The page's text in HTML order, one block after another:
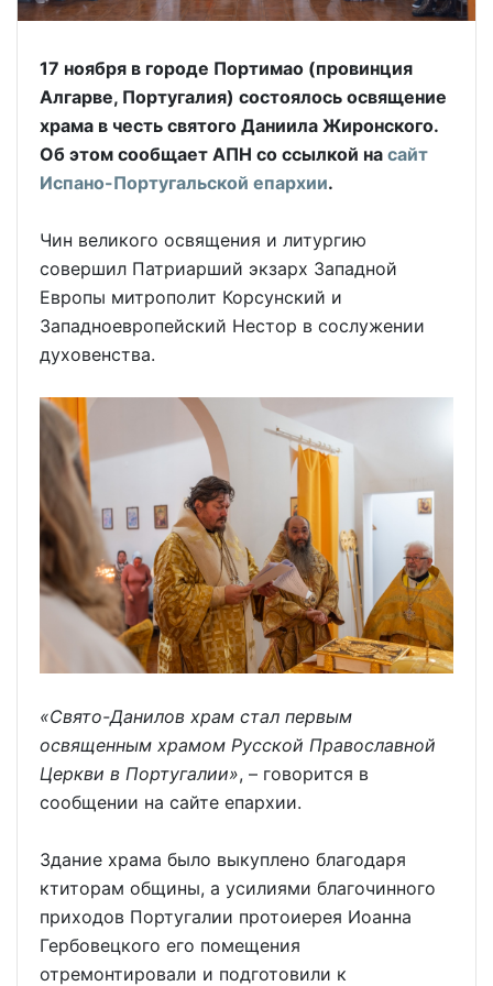
17 ноября в городе Портимао (провинция
Алгарве, Португалия) состоялось освящение
храма в честь святого Даниила Жиронского.
Об этом сообщает АПН со ссылкой на сайт
Испано-Португальской епархии.
Чин великого освящения и литургию
совершил Патриарший экзарх Западной
Европы митрополит Корсунский и
Западноевропейский Нестор в сослужении
духовенства.
«Свято-Данилов храм стал первым
освященным храмом Русской Православной
Церкви в Португалии», – говорится в
сообщении на сайте епархии.
Здание храма было выкуплено благодаря
ктиторам общины, а усилиями благочинного
приходов Португалии протоиерея Иоанна
Гербовецкого его помещения
отремонтировали и подготовили к